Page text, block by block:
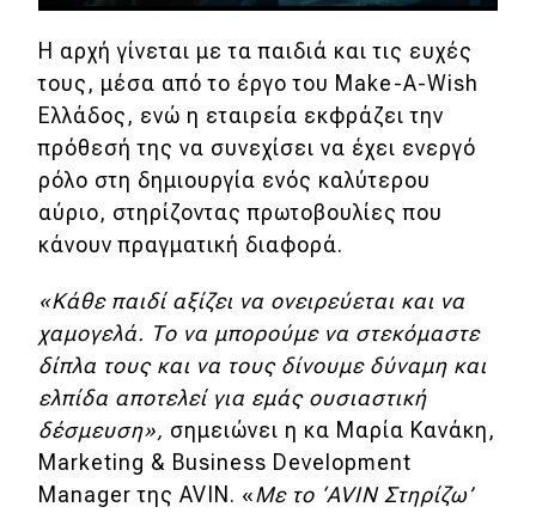
MOTO
Μεταχειρισμένο
Οδηγός αγοράς
Συμβουλές
Χρηστικά
Συμβουλές
ΚΤΕΟ
Οδική βοήθεια
Η αρχή γίνεται με τα παιδιά και τις ευχές
τους, μέσα από το έργο του Make-A-Wish
Ελλάδος, ενώ η εταιρεία εκφράζει την
πρόθεσή της να συνεχίσει να έχει ενεργό
ρόλο στη δημιουργία ενός καλύτερου
αύριο, στηρίζοντας πρωτοβουλίες που
κάνουν πραγματική διαφορά.
«Κάθε παιδί αξίζει να ονειρεύεται και να
χαμογελά. Το να μπορούμε να στεκόμαστε
δίπλα τους και να τους δίνουμε δύναμη και
ελπίδα αποτελεί για εμάς ουσιαστική
δέσμευση», σημειώνει η κα Μαρία Κανάκη,
Marketing & Business Development
Manager της AVIN. «Με το ‘AVIN Στηρίζω’